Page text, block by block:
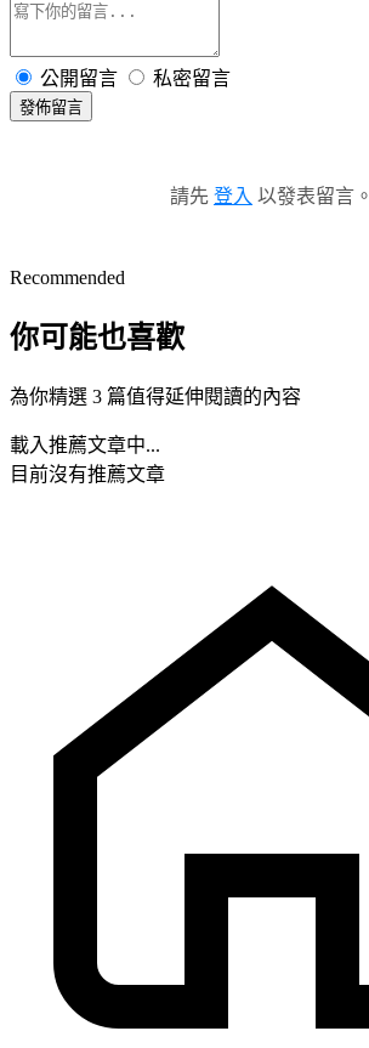
公開留言 私密留言
發佈留言
請先 登入 以發表留言。
Recommended
你可能也喜歡
為你精選 3 篇值得延伸閱讀的內容
載入推薦文章中...
目前沒有推薦文章